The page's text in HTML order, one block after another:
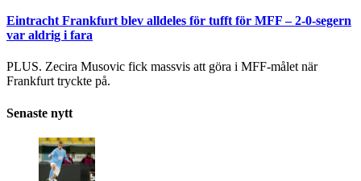
Eintracht Frankfurt blev alldeles för tufft för MFF – 2-0-segern
var aldrig i fara
PLUS. Zecira Musovic fick massvis att göra i MFF-målet när
Frankfurt tryckte på.
Senaste nytt